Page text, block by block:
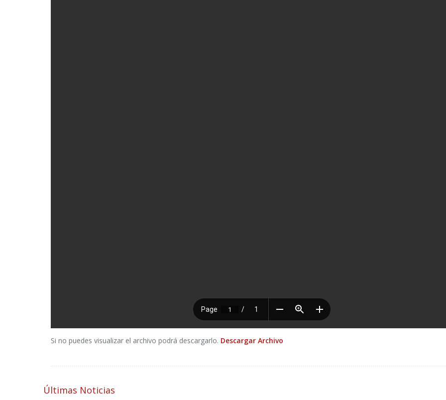
Si no puedes visualizar el archivo podrá descargarlo. Descargar Archivo
Últimas Noticias